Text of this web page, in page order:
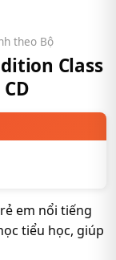
theo Bộ
Class
em nổi tiếng
tiểu học, giúp